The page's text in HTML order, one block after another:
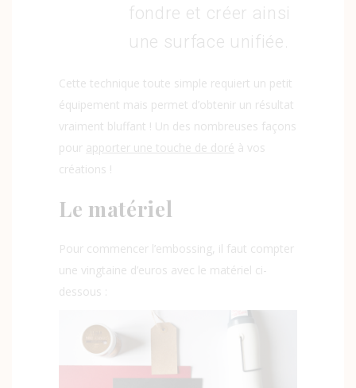
fondre et créer ainsi
une surface unifiée.
Cette technique toute simple requiert un petit
équipement mais permet d’obtenir un résultat
vraiment bluffant ! Un des nombreuses façons
pour apporter une touche de doré à vos
créations !
Le matériel
Pour commencer l’embossing, il faut compter
une vingtaine d’euros avec le matériel ci-
dessous :